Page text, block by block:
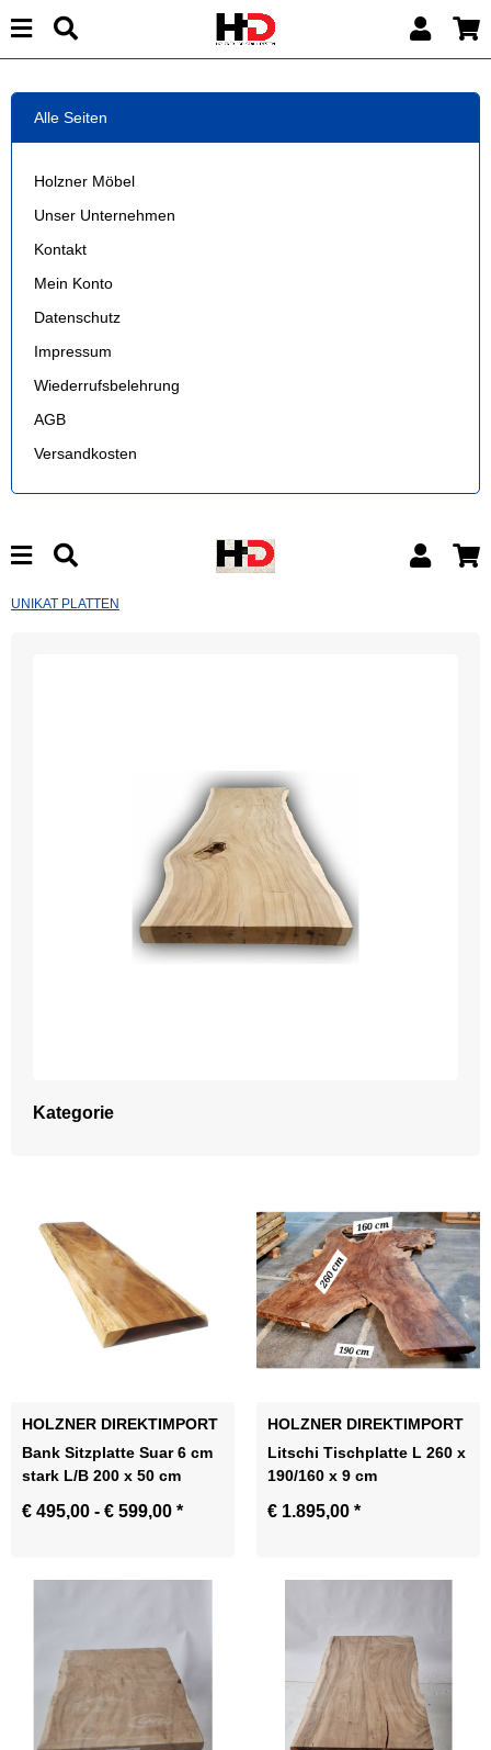
Alle Seiten
Holzner Möbel
Unser Unternehmen
Kontakt
Mein Konto
Datenschutz
Impressum
Wiederrufsbelehrung
AGB
Versandkosten
UNIKAT PLATTEN
Kategorie
HOLZNER DIREKTIMPORT
Bank Sitzplatte Suar 6 cm
stark L/B 200 x 50 cm
€ 495,00 - € 599,00 *
HOLZNER DIREKTIMPORT
Litschi Tischplatte L 260 x
190/160 x 9 cm
€ 1.895,00 *
Zum Artikel